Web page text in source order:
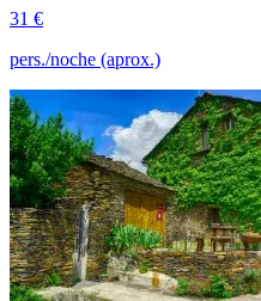
31 €
pers./noche (aprox.)